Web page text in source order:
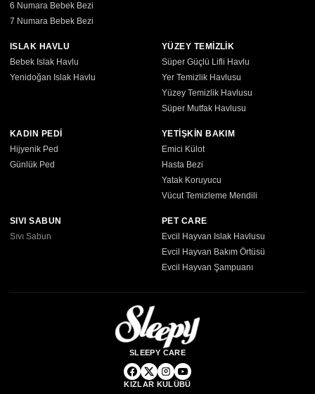
6 Numara Bebek Bezi
7 Numara Bebek Bezi
ISLAK HAVLU
Bebek Islak Havlu
Yenidoğan Islak Havlu
YÜZEY TEMİZLİK
Süper Güçlü Lifli Havlu
Yer Temizlik Havlusu
Yüzey Temizlik Havlusu
Süper Mutfak Havlusu
KADIN PEDİ
Hijyenik Ped
Günlük Ped
YETİŞKİN BAKIM
Emici Külot
Hasta Bezi
Yatak Koruyucu
Vücut Temizleme Mendili
SIVI SABUN
Sıvı Sabun
PET CARE
Evcil Hayvan Islak Havlusu
Evcil Hayvan Bakım Örtüsü
Evcil Hayvan Şampuanı
SLEEPY CARE
KIZLAR KULÜBÜ